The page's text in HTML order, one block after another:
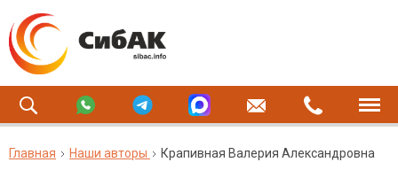
Главная Наши авторы Крапивная Валерия Александровна